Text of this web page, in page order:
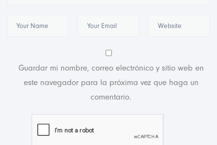
Guardar mi nombre, correo electrónico y sitio web en
este navegador para la próxima vez que haga un
comentario.